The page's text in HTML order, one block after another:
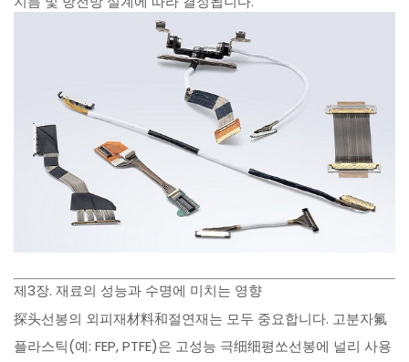
제3장. 재료의 성능과 수명에 미치는 영향
探头선봉의 외피재材料和절연재는 모두 중요합니다. 고분자氟
플라스틱(예: FEP, PTFE)은 고성능 극细细평쏘선봉에 널리 사용